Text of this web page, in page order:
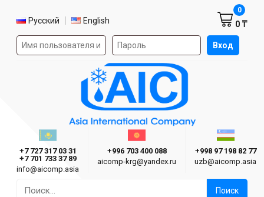
Выбор языка
Русский English
Форма авторизации на сайте Вход
0 ₸
0
Asia International Company
Казахстан г. Алматы
+7 727 317 03 31
+7 701 733 37 89
info@aicomp.asia
Киргизия г. Бишкек
+996 703 400 088
aicomp‑krg@yandex.ru
+998 97 198 82 77
uzb@aicomp.asia